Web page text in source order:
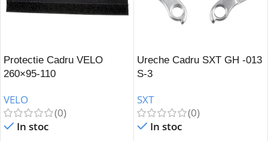
Protectie Cadru VELO
260×95-110
VELO
(0)
In stoc
Ureche Cadru SXT GH -013
S-3
SXT
(0)
In stoc